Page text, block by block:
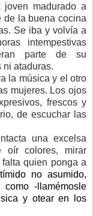
madurado a
de la buena cocina
Se iba y volvía a
intempestivas
parte de su
ni ataduras.
la música y el otro
mujeres. Los ojos
frescos y
de escuchar las
una excelsa
oír colores, mirar
quien ponga a
no asumido,
-llamémosle
y otear en los